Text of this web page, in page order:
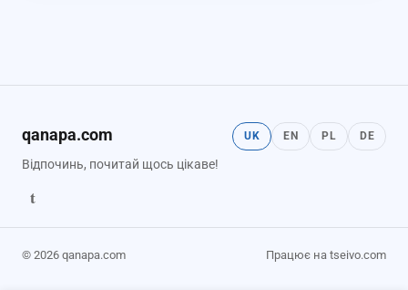
qanapa.com
Відпочинь, почитай щось цікаве!
t
UK EN PL DE
© 2026 qanapa.com Працює на tseivo.com